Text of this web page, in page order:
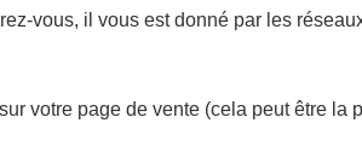
vous, il vous est donné par les
votre page de vente (cela peut être la